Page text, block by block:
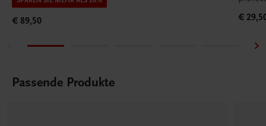
€ 89,50
€
Passende Produkte